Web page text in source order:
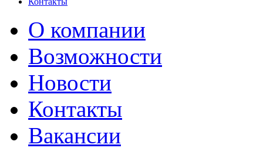
О компании
Возможности
Новости
Контакты
Вакансии